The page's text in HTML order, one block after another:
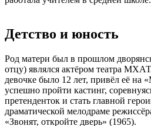
Детство и юность
Род матери был в прошлом
отцу) являлся актёром театра
девочке было 12 лет, привёл её на
успешно пройти кастинг,
претенденток и стать главной
драматической мелодраме
«Звонят, откройте дверь» (1965).